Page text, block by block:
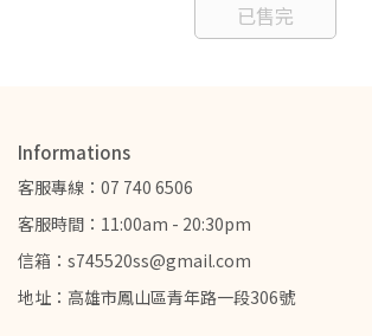
已售完
Informations
客服專線：07 740 6506
客服時間：11:00am - 20:30pm
信箱：s745520ss@gmail.com
地址：高雄市鳳山區青年路一段306號